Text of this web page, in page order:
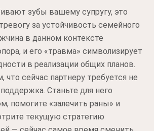
зубы вашему супругу, это
за устойчивость семейного
в данном контексте
и его «травма» символизирует
в реализации общих планов.
что сейчас партнеру требуется не
Станьте для него
помогите «залечить раны» и
текущую стратегию